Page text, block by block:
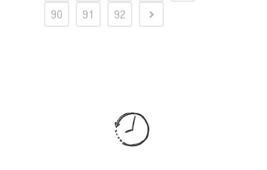
90
91 92